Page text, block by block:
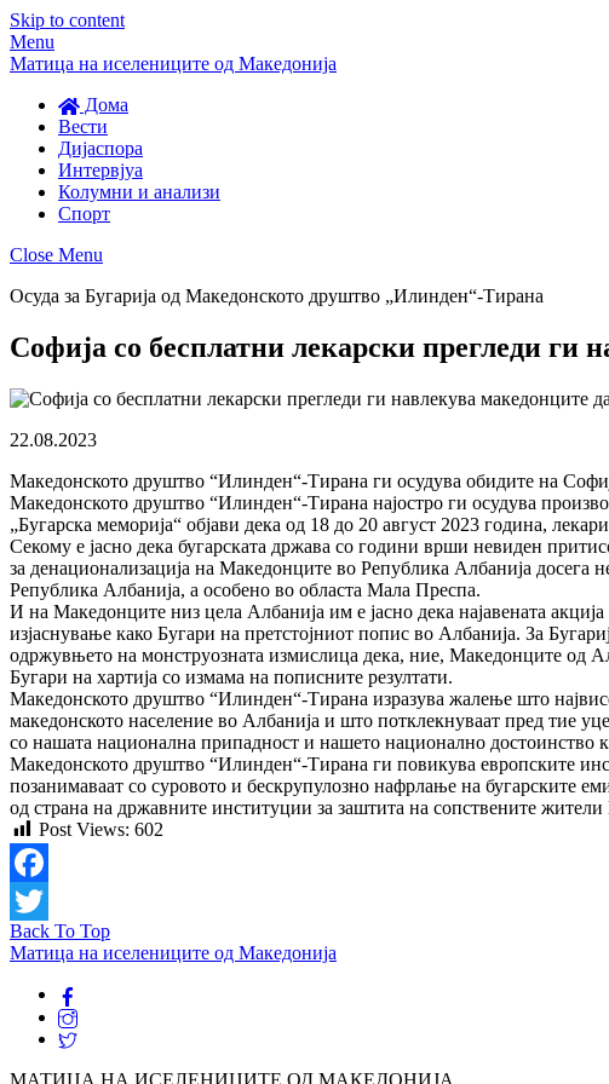
Skip to content
Menu
Матица на иселениците од Македонија
Дома
Вести
Дијаспора
Интервјуа
Колумни и анализи
Спорт
Close Menu
Осуда за Бугарија од Македонското друштво „Илинден“-Тирана
Софија со бесплатни лекарски прегледи ги
22.08.2023
Македонското друштво “Илинден“-Тирана ги осудува обидите на
Македонското друштво “Илинден“-Тирана најостро ги осудува
„Бугарска меморија“ објави дека од 18 до 20 август 2023 година,
Секому е јасно дека бугарската држава со години врши невиден
за денационализација на Македонците во Република Албанија досега
Република Албанија, а особено во областа Мала Преспа.
И на Македонците низ цела Албанија им е јасно дека најавената
изјаснување како Бугари на претстојниот попис во Албанија. За
одржувњето на монструозната измислица дека, ние, Македонците од
Бугари на хартија со измама на пописните резултати.
Македонското друштво “Илинден“-Тирана изразува жалење што
македонското население во Албанија и што потклекнуваат пред тие
со нашата национална припадност и нашето национално достоинство
Македонското друштво “Илинден“-Тирана ги повикува европските
позанимаваат со суровото и бескрупулозно нафрлање на бугарските
од страна на државните институции за заштита на сопствените
Post Views: 602
Facebook
Twitter
Back To Top
Матица на иселениците од Македонија